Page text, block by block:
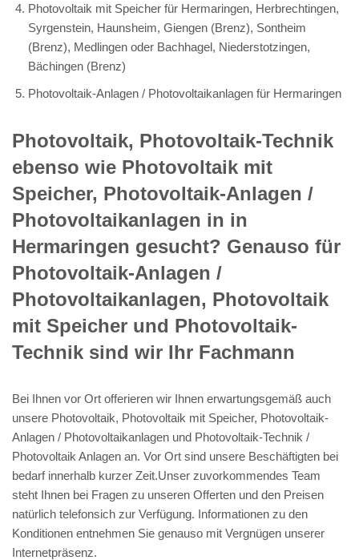
Photovoltaik mit Speicher für Hermaringen, Herbrechtingen,
Syrgenstein, Haunsheim, Giengen (Brenz), Sontheim
(Brenz), Medlingen oder Bachhagel, Niederstotzingen,
Bächingen (Brenz)
Photovoltaik-Anlagen / Photovoltaikanlagen für Hermaringen
Photovoltaik, Photovoltaik-Technik
ebenso wie Photovoltaik mit
Speicher, Photovoltaik-Anlagen /
Photovoltaikanlagen in in
Hermaringen gesucht? Genauso für
Photovoltaik-Anlagen /
Photovoltaikanlagen, Photovoltaik
mit Speicher und Photovoltaik-
Technik sind wir Ihr Fachmann
Bei Ihnen vor Ort offerieren wir Ihnen erwartungsgemäß auch
unsere Photovoltaik, Photovoltaik mit Speicher, Photovoltaik-
Anlagen / Photovoltaikanlagen und Photovoltaik-Technik /
Photovoltaik Anlagen an. Vor Ort sind unsere Beschäftigten bei
bedarf innerhalb kurzer Zeit.Unser zuvorkommendes Team
steht Ihnen bei Fragen zu unseren Offerten und den Preisen
natürlich telefonsich zur Verfügung. Informationen zu den
Konditionen entnehmen Sie genauso mit Vergnügen unserer
Internetpräsenz.